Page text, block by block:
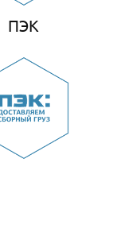
ПЭК